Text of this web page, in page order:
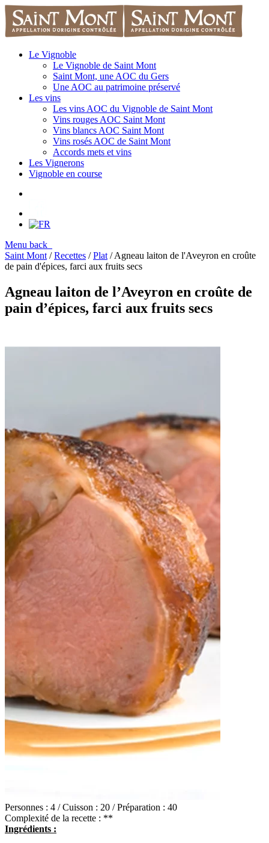
Le Vignoble
Le Vignoble de Saint Mont
Saint Mont, une AOC du Gers
Une AOC au patrimoine préservé
Les vins
Les vins AOC du Vignoble de Saint Mont
Vins rouges AOC Saint Mont
Vins blancs AOC Saint Mont
Vins rosés AOC de Saint Mont
Accords mets et vins
Les Vignerons
Vignoble en course
Menu back
Saint Mont /Recettes /Plat / Agneau laiton de l'Aveyron en croûte
de pain d'épices, farci aux fruits secs
Agneau laiton de l’Aveyron en croûte de
pain d’épices, farci aux fruits secs
Personnes : 4 / Cuisson : 20 / Préparation : 40
Complexité de la recette : **
Ingrédients :